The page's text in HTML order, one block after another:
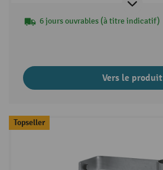
6 jours ouvrables (à titre indicatif)
Vers le produit
Topseller